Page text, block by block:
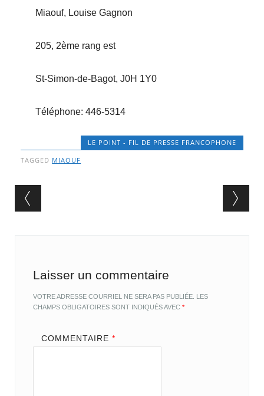
Miaouf, Louise Gagnon
205, 2ème rang est
St-Simon-de-Bagot, J0H 1Y0
Téléphone: 446-5314
LE POINT - FIL DE PRESSE FRANCOPHONE
TAGGED MIAOUF
Post navigation
Laisser un commentaire
VOTRE ADRESSE COURRIEL NE SERA PAS PUBLIÉE. LES
CHAMPS OBLIGATOIRES SONT INDIQUÉS AVEC*
COMMENTAIRE *